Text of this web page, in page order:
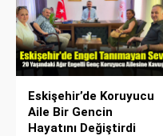
Eskişehir’de Koruyucu
Aile Bir Gencin
Hayatını Değiştirdi